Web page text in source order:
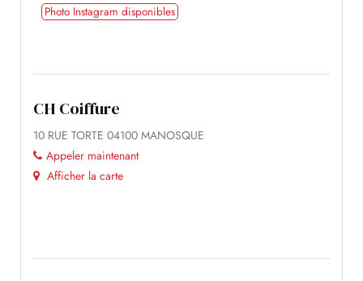
Photo Instagram disponibles
CH Coiffure
10 RUE TORTE 04100 MANOSQUE
Appeler maintenant
Afficher la carte